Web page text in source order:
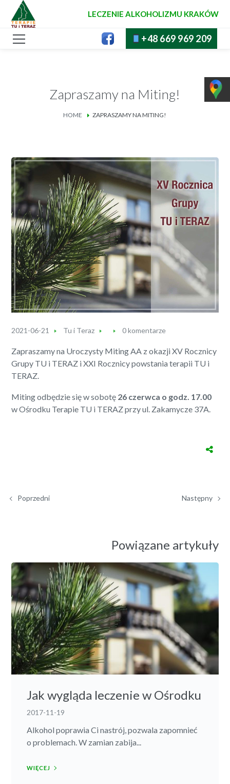
LECZENIE ALKOHOLIZMU KRAKÓW
+48 669 969 209
Zapraszamy na Miting!
HOME ZAPRASZAMY NA MITING!
2021-06-21 Tu i Teraz 0 komentarze
Zapraszamy na Uroczysty Miting AA z okazji XV Rocznicy
Grupy TU i TERAZ i XXI Rocznicy powstania terapii TU i
TERAZ.
Miting odbędzie się w sobotę 26 czerwca o godz. 17.00
w Ośrodku Terapie TU i TERAZ przy ul. Zakamycze 37A.
Poprzedni Następny
Powiązane artykuły
Jak wygląda leczenie w Ośrodku
2017-11-19
Alkohol poprawia Ci nastrój, pozwala zapomnieć
o problemach. W zamian zabija...
WIĘCEJ